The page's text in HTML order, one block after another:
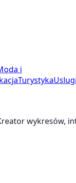
i
TurystykaUslugi
wykresów,